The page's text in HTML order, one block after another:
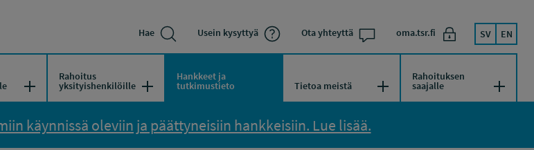
Hae Usein kysyttyä Ota yhteyttä oma.tsr.fi SV EN
Avaa/Sulje valikko
Rahoitus
yksityishenkilöille Avaa/Sulje valikko
Hankkeet ja
tutkimustieto Tietoa meistä Avaa/Sulje valikko
Rahoituksen
saajalle Avaa/
käynnissä oleviin ja päättyneisiin hankkeisiin. Lue lisää.